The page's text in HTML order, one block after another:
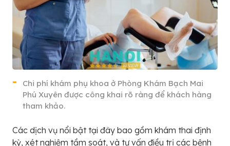
Chi phí khám phụ khoa ở Phòng Khám Bạch Mai
Phú Xuyên được công khai rõ ràng để khách hàng
tham khảo.
Các dịch vụ nổi bật tại đây bao gồm khám thai định
kỳ, xét nghiệm tầm soát, và tư vấn điều trị các bệnh